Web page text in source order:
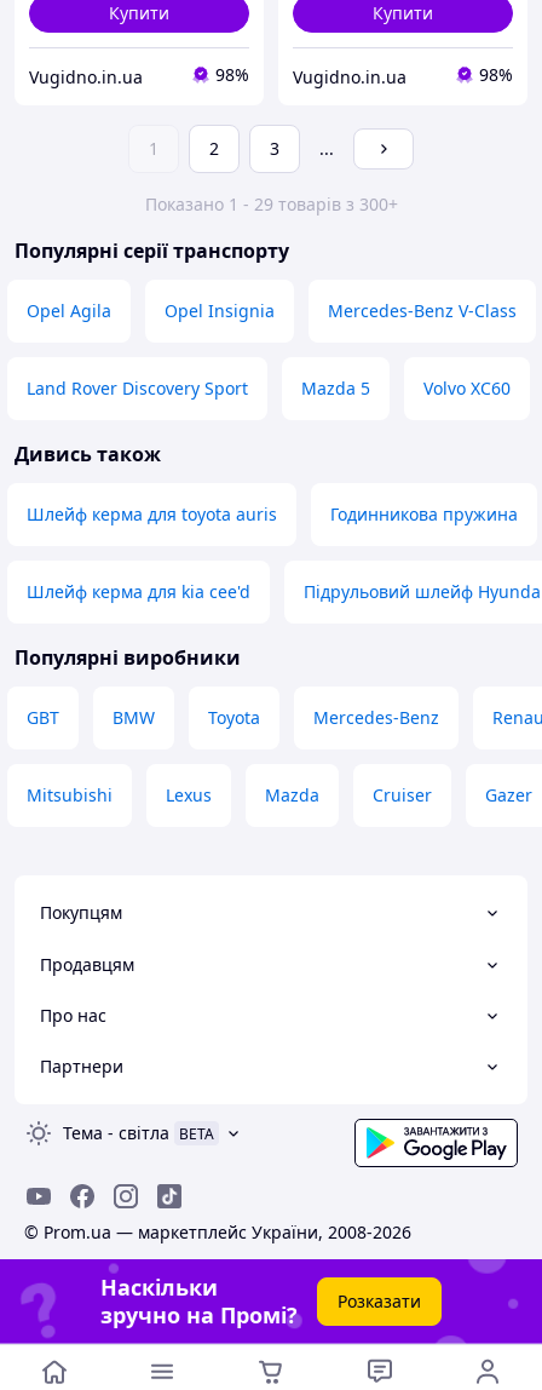
Купити
Vugidno.in.ua 98%
Купити
Vugidno.in.ua 98%
1 2 3 ...
Показано 1 - 29 товарів з 300+
Популярні серії транспорту
Opel Agila Opel Insignia Mercedes-Benz V-Class
Land Rover Discovery Sport Mazda 5 Volvo XC60
Дивись також
Шлейф керма для toyota auris Годинникова пружина
Шлейф керма для kia cee'd Підрульовий шлейф
Популярні виробники
GBT BMW Toyota Mercedes-Benz
Mitsubishi Lexus Mazda Cruiser Gazer
Покупцям
Продавцям
Про нас
Партнери
Тема - світла BETA
© Prom.ua — маркетплейс України, 2008-2026
Наскільки
зручно на Промі?
Розказати